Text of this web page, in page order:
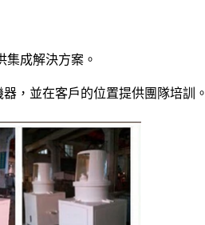
集成解決方案。
，並在客戶的位置提供團隊培訓。